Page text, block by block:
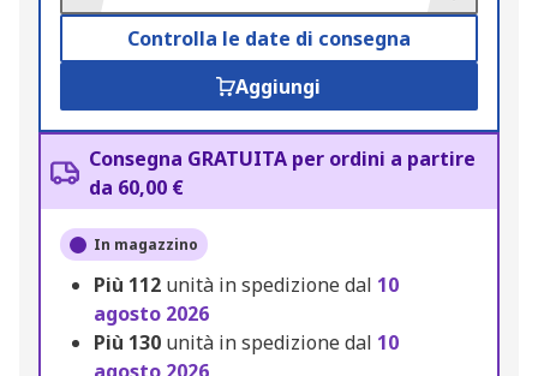
Controlla le date di consegna
Aggiungi
Consegna GRATUITA per ordini a partire
da 60,00 €
In magazzino
Più 112 unità in spedizione dal 10
agosto 2026
Più 130 unità in spedizione dal 10